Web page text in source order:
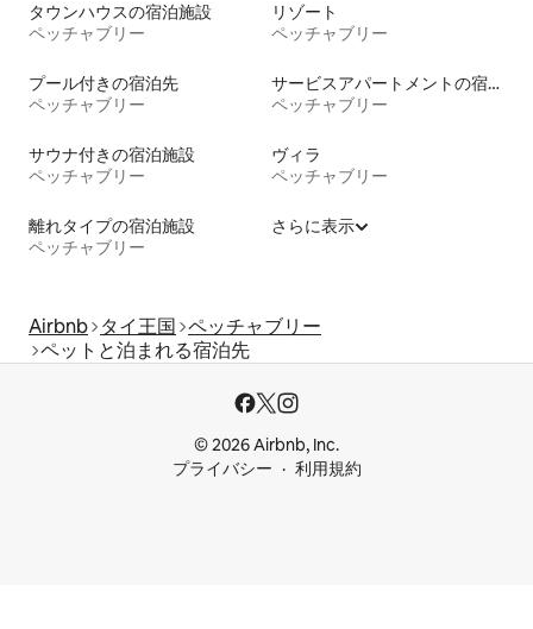
タウンハウスの宿泊施設
ペッチャブリー
リゾート
ペッチャブリー
プール付きの宿泊先
ペッチャブリー
サービスアパートメントの宿泊施設
ペッチャブリー
サウナ付きの宿泊施設
ペッチャブリー
ヴィラ
ペッチャブリー
離れタイプの宿泊施設
ペッチャブリー
さらに表示
Airbnb タイ王国 ペッチャブリー
ペットと泊まれる宿泊先
© 2026 Airbnb, Inc.
プライバシー
利用規約